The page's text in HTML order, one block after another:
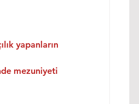
yapanların
mezuniyeti